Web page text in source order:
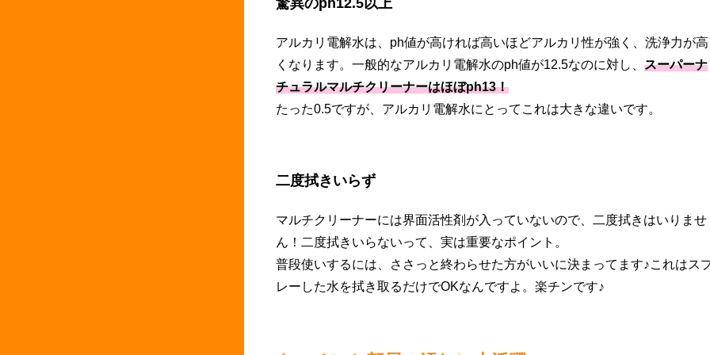
驚異のph12.5以上
アルカリ電解水は、ph値が高ければ高いほどアルカリ性が強く、洗浄力が高
くなります。一般的なアルカリ電解水のph値が12.5なのに対し、 スーパーナ
チュラルマルチクリーナーはほぼph13！
たった0.5ですが、アルカリ電解水にとってこれは大きな違いです。
二度拭きいらず
マルチクリーナーには界面活性剤が入っていないので、二度拭きはいりませ
ん！二度拭きいらないって、実は重要なポイント。
普段使いするには、ささっと終わらせた方がいいに決まってます♪これはス
レーした水を拭き取るだけでOKなんですよ。楽チンです♪